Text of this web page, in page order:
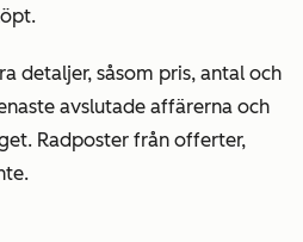
detaljer, såsom pris, antal och
avslutade affärerna och
Radposter från offerter,